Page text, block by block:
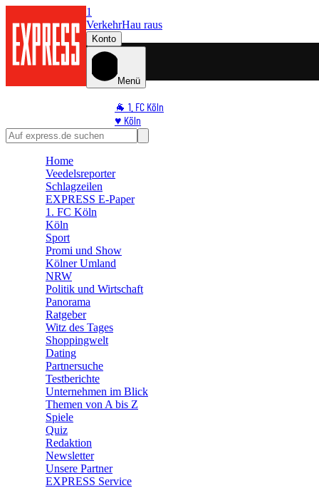
1
VerkehrHau raus
Konto
Menü
🐐 1. FC Köln
♥️ Köln
⭐ Promi
🛒 Shoppingwelt
Home
Veedelsreporter
Schlagzeilen
EXPRESS E-Paper
1. FC Köln
Köln
Sport
Promi und Show
Kölner Umland
NRW
Politik und Wirtschaft
Panorama
Ratgeber
Witz des Tages
Shoppingwelt
Dating
Partnersuche
Testberichte
Unternehmen im Blick
Themen von A bis Z
Spiele
Quiz
Redaktion
Newsletter
Unsere Partner
EXPRESS Service